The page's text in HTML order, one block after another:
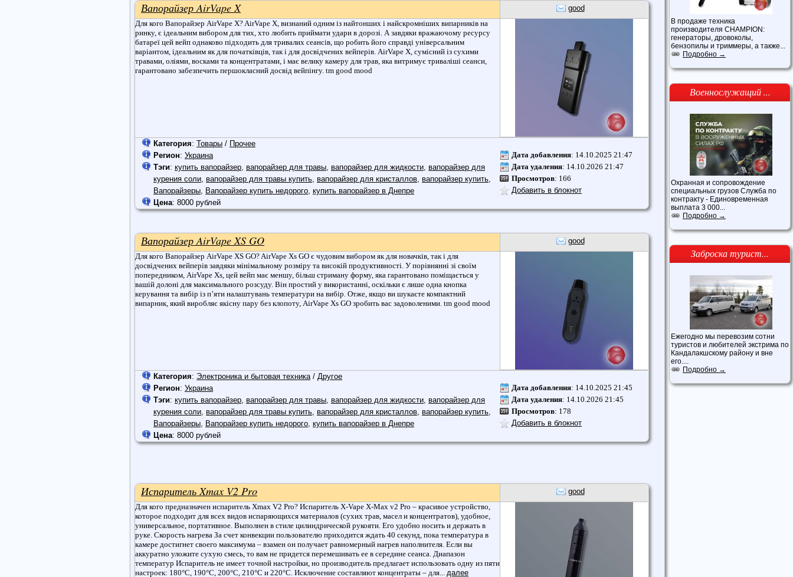
В продаже техника
производителя CHAMPION:
генераторы, дровоколы,
бензопилы и триммеры, а также...
Подробно →
Военнослужащий ...
Охранная и сопровождение
специальных грузов Служба по
контракту - Единовременная
выплата 3 000...
Подробно →
Заброска турист...
Ежегодно мы перевозим сотни
туристов и любителей экстрима по
Кандалакшскому району и вне
его....
Подробно →
Вапорайзер AirVape X
good
Для кого Вапорайзер AirVape X? AirVape X, визнаний одним із найтонших і найскромніших випарників на
ринку, є ідеальним вибором для тих, хто любить приймати удари в дорозі. А завдяки вражаючому ресурсу
батареї цей вейп однаково підходить для тривалих сеансів, що робить його справді універсальним
варіантом, ідеальним як для початківців, так і для досвідчених вейперів. AirVape X, сумісний із сухими
травами, оліями, восками та концентратами, і має велику камеру для трав, яка витримує триваліші сеанси,
гарантовано забезпечить першокласний досвід вейпінгу. tm good mood
Категория: Товары / Прочее
Регион: Украина
Тэги: купить вапорайзер, вапорайзер для травы, вапорайзер для жидкости, вапорайзер для
курения соли, вапорайзер для травы купить, вапорайзер для кристаллов, вапорайзер купить,
Вапорайзеры, Вапорайзер купить недорого, купить вапорайзер в Днепре
Цена: 8000 рублей
Дата добавления: 14.10.2025 21:47
Дата удаления: 14.10.2026 21:47
Просмотров: 166
Добавить в блокнот
Вапорайзер AirVape XS GO
good
Для кого Вапорайзер AirVape XS GO? AirVape Xs GO є чудовим вибором як для новачків, так і для
досвідчених вейперів завдяки мінімальному розміру та високій продуктивності. У порівнянні зі своїм
попередником, AirVape Xs, цей вейп має меншу, більш стриману форму, яка гарантовано поміщається у
вашій долоні для максимального розсуду. Він простий у використанні, оскільки є лише одна кнопка
керування та вибір із п’яти налаштувань температури на вибір. Отже, якщо ви шукаєте компактний
випарник, який виробляє якісну пару без клопоту, AirVape Xs GO зробить вас задоволеними. tm good mood
Категория: Электроника и бытовая техника/ Другое
Регион: Украина
Тэги: купить вапорайзер, вапорайзер для травы, вапорайзер для жидкости, вапорайзер для
курения соли, вапорайзер для травы купить, вапорайзер для кристаллов, вапорайзер купить,
Вапорайзеры, Вапорайзер купить недорого, купить вапорайзер в Днепре
Цена: 8000 рублей
Дата добавления: 14.10.2025 21:45
Дата удаления: 14.10.2026 21:45
Просмотров: 178
Добавить в блокнот
Испаритель Xmax V2 Pro
good
Для кого предназначен испаритель Xmax V2 Pro? Испаритель X-Vape X-Max v2 Pro – красивое устройство,
которое подходит для всех видов испаряющихся материалов (сухих трав, масел и концентратов), удобное,
универсальное, портативное. Выполнен в стиле цилиндрической рукояти. Его удобно носить и держать в
руке. Скорость нагрева За счет конвекции пользователю приходится ждать 40 секунд, пока температура в
камере достигнет своего максимума – взамен он получает равномерный нагрев наполнителя. Если вы
аккуратно уложите сухую смесь, то вам не придется перемешивать ее в середине сеанса. Диапазон
температур Испаритель не имеет точной настройки, но производитель предлагает использовать одну из пяти
настроек: 180°C, 190°C, 200°C, 210°C и 220°C. Исключение составляют концентраты – для... далее